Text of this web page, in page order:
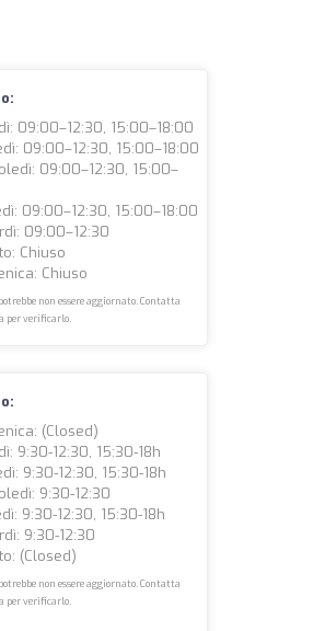
09:00–12:30, 15:00–18:00
09:00–12:30, 15:00–18:00
09:00–12:30, 15:00–
09:00–12:30, 15:00–18:00
09:00–12:30
Chiuso
Chiuso
non essere aggiornato. Contatta
per verificarlo.
(closed)
9:30-12:30, 15:30-18h
9:30-12:30, 15:30-18h
9:30-12:30
9:30-12:30, 15:30-18h
9:30-12:30
(closed)
non essere aggiornato. Contatta
per verificarlo.